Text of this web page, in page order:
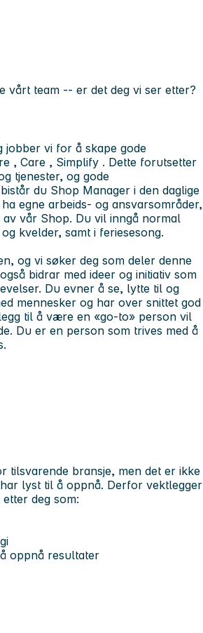
vårt team -- er det deg vi ser etter?
jobber vi for å skape gode
, Care , Simplify . Dette forutsetter
tjenester, og gode
du Shop Manager i den daglige
egne arbeids- og ansvarsområder,
vår Shop. Du vil inngå normal
kvelder, samt i feriesesong.
og vi søker deg som deler denne
bidrar med ideer og initiativ som
Du evner å se, lytte til og
mennesker og har over snittet god
til å være en «go-to» person vil
Du er en person som trives med å
tilsvarende bransje, men det er ikke
lyst til å oppnå. Derfor vektlegger
deg som:
oppnå resultater